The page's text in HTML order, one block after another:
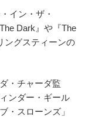
イン・ザ・
Dark』や『The
ングスティーンの
・チャーダ監
ンダー・ギール
・スローンズ」